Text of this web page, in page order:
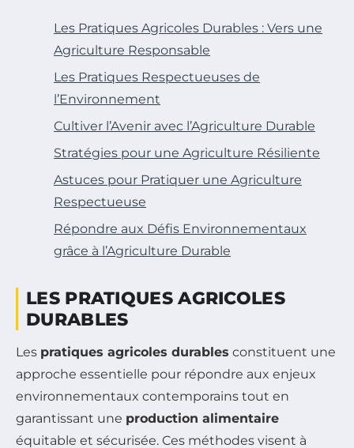
Les Pratiques Agricoles Durables : Vers une
Agriculture Responsable
Les Pratiques Respectueuses de
l’Environnement
Cultiver l’Avenir avec l’Agriculture Durable
Stratégies pour une Agriculture Résiliente
Astuces pour Pratiquer une Agriculture
Respectueuse
Répondre aux Défis Environnementaux
grâce à l’Agriculture Durable
LES PRATIQUES AGRICOLES
DURABLES
Les pratiques agricoles durables constituent une
approche essentielle pour répondre aux enjeux
environnementaux contemporains tout en
garantissant une production alimentaire
équitable et sécurisée. Ces méthodes visent à